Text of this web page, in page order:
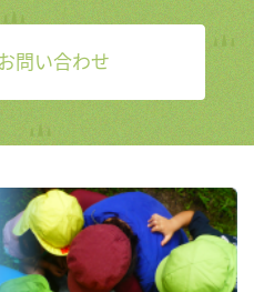
問い合わせ